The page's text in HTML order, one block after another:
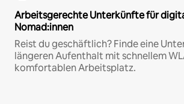
Arbeitsgerechte Unterkünfte für
Nomad:innen
Reist du geschäftlich? Finde eine
längeren Aufenthalt mit schnellem
komfortablen Arbeitsplatz.